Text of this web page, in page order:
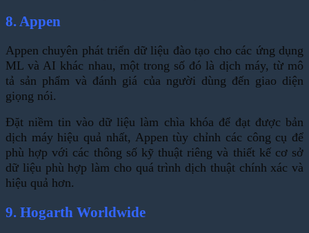
8. Appen
Appen chuyên phát triển dữ liệu đào tạo cho các ứng dụng
ML và AI khác nhau, một trong số đó là dịch máy, từ mô
tả sản phẩm và đánh giá của người dùng đến giao diện
giọng nói.
Đặt niềm tin vào dữ liệu làm chìa khóa để đạt được bản
dịch máy hiệu quả nhất, Appen tùy chỉnh các công cụ để
phù hợp với các thông số kỹ thuật riêng và thiết kế cơ sở
dữ liệu phù hợp làm cho quá trình dịch thuật chính xác và
hiệu quả hơn.
9. Hogarth Worldwide